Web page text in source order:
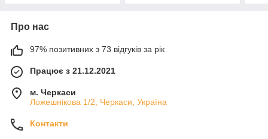
Про нас
97% позитивних з 73 відгуків за рік
Працює з 21.12.2021
м. Черкаси
Ложешнікова 1/2, Черкаси, Україна
Контакти